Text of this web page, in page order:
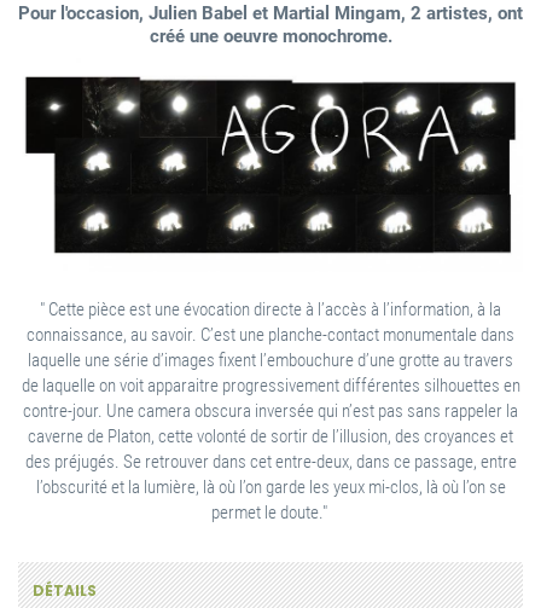
Pour l'occasion, Julien Babel et Martial Mingam, 2 artistes, ont
créé une oeuvre monochrome.
" Cette pièce est une évocation directe à l’accès à l’information, à la
connaissance, au savoir. C’est une planche-contact monumentale dans
laquelle une série d’images fixent l’embouchure d’une grotte au travers
de laquelle on voit apparaitre progressivement différentes silhouettes en
contre-jour. Une camera obscura inversée qui n’est pas sans rappeler la
caverne de Platon, cette volonté de sortir de l’illusion, des croyances et
des préjugés. Se retrouver dans cet entre-deux, dans ce passage, entre
l’obscurité et la lumière, là où l’on garde les yeux mi-clos, là où l’on se
permet le doute."
DÉTAILS